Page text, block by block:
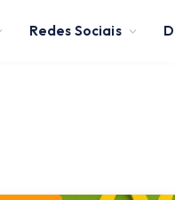
Redes Sociais